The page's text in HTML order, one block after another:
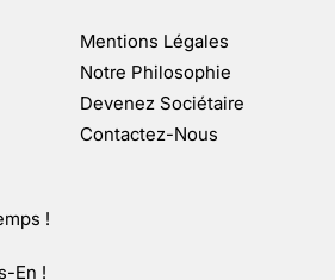
FAIT SURFACE À
MARSEILLE (1/5)
10 jan 2022
!
En !
Mentions Légales
Notre Philosophie
Devenez Sociétaire
Contactez-Nous